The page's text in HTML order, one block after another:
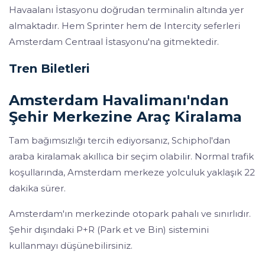
Havaalanı İstasyonu doğrudan terminalin altında yer
almaktadır. Hem Sprinter hem de Intercity seferleri
Amsterdam Centraal İstasyonu'na gitmektedir.
Tren Biletleri
Amsterdam Havalimanı'ndan
Şehir Merkezine Araç Kiralama
Tam bağımsızlığı tercih ediyorsanız, Schiphol'dan
araba kiralamak akıllıca bir seçim olabilir. Normal trafik
koşullarında, Amsterdam merkeze yolculuk yaklaşık 22
dakika sürer.
Amsterdam'ın merkezinde otopark pahalı ve sınırlıdır.
Şehir dışındaki P+R (Park et ve Bin) sistemini
kullanmayı düşünebilirsiniz.